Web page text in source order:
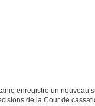
enregistre un nouveau
de la Cour de